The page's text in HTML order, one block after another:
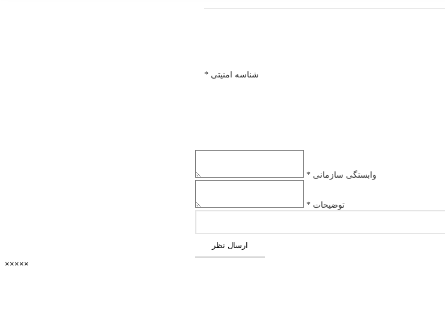
وابستگی سازمانی *
توضیحات *
شناسه امنیتی *
ارسال نظر
×××××